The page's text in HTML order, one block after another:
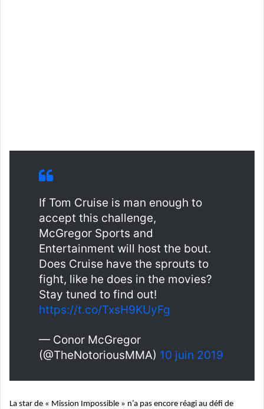
If Tom Cruise is man enough to
accept this challenge,
McGregor Sports and
Entertainment will host the bout.
Does Cruise have the sprouts to
fight, like he does in the movies?
Stay tuned to find out!
https://t.co/TxsH9KUyFg
— Conor McGregor
(@TheNotoriousMMA) 10 juin 2019
La star de « Mission Impossible » n’a pas encore réagi au défi de